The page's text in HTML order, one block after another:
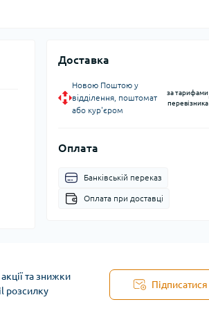
Доставка
Новою Поштою у
відділення, поштомат
або кур'єром
за тарифами
перевізника
Оплата
Банківській переказ
Оплата при доставці
та знижки
розсилку
Підписатися